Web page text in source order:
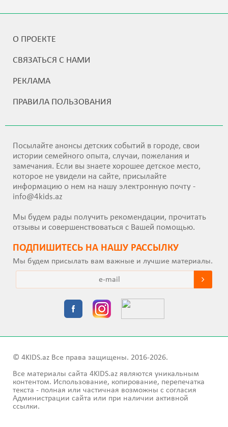
О ПРОЕКТЕ
СВЯЗАТЬСЯ С НАМИ
РЕКЛАМА
ПРАВИЛА ПОЛЬЗОВАНИЯ
Посылайте анонсы детских событий в городе, свои
истории семейного опыта, случаи, пожелания и
замечания. Если вы знаете хорошее детское место,
которое не увидели на сайте, присылайте
информацию о нем на нашу электронную почту -
info@4kids.az
Мы будем рады получить рекомендации, прочитать
отзывы и совершенствоваться с Вашей помощью.
ПОДПИШИТEСЬ НА НАШУ РАССЫЛКУ
Мы будем присылать вам важные и лучшие материалы.
© 4KIDS.az Все права защищены. 2016-2026.
Все материалы сайта 4KIDS.az являются уникальным
контентом. Использование, копирование, перепечатка
текста - полная или частичная возможны с согласия
Администрации сайта или при наличии активной
ссылки.